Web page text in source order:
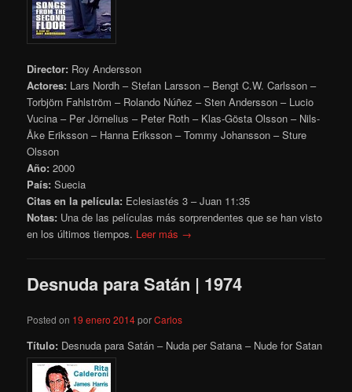
Director: Roy Andersson
Actores: Lars Nordh – Stefan Larsson – Bengt C.W. Carlsson –
Torbjörn Fahlström – Rolando Núñez – Sten Andersson – Lucio
Vucina – Per Jörnelius – Peter Roth – Klas-Gösta Olsson – Nils-
Åke Eriksson – Hanna Eriksson – Tommy Johansson – Sture
Olsson
Año: 2000
País: Suecia
Citas en la película: Eclesiastés 3 – Juan 11:35
Notas: Una de las películas más sorprendentes que se han visto
en los últimos tiempos. Leer más →
Desnuda para Satán | 1974
Posted on 19 enero 2014porCarlos
Título: Desnuda para Satán – Nuda per Satana – Nude for Satan